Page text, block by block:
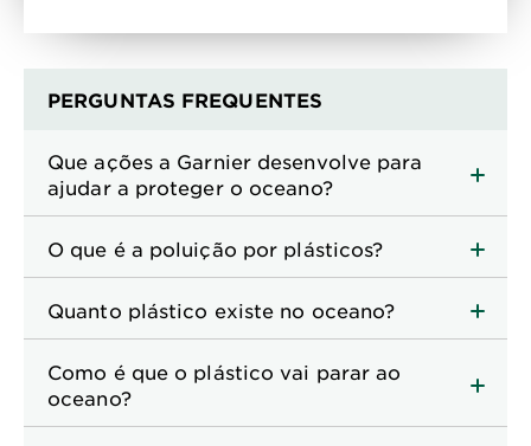
PERGUNTAS FREQUENTES
Que ações a Garnier desenvolve para
ajudar a proteger o oceano?
O que é a poluição por plásticos?
Quanto plástico existe no oceano?
Como é que o plástico vai parar ao
oceano?